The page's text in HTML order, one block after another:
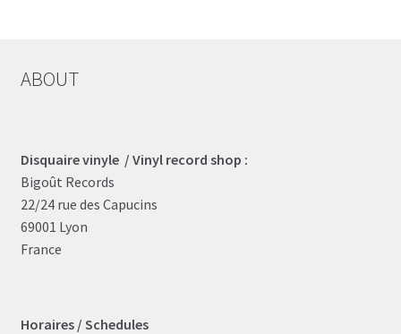
ABOUT
Disquaire vinyle / Vinyl record shop :
Bigoût Records
22/24 rue des Capucins
69001 Lyon
France
Horaires / Schedules